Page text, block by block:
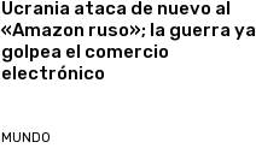
Ucrania ataca de nuevo al
«Amazon ruso»; la guerra ya
golpea el comercio
electrónico
MUNDO